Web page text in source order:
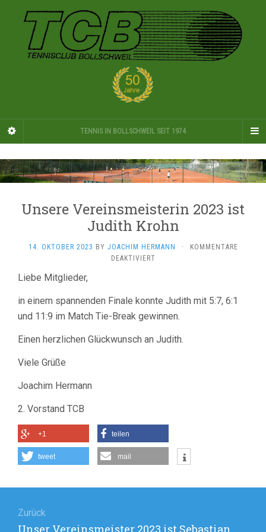
TENNIS IN BOLLSCHWEIL SEIT 1974
Unsere Vereinsmeisterin 2023 ist
Judith Krohn
14. OKTOBER 2023 BY JOACHIM HERMANN ·
KOMMENTARE
DEAKTIVIERT
IST
JUDITH
Liebe Mitglieder,
in einem spannenden Finale konnte Judith mit 5:7, 6:1
und 11:9 im Match Tie-Break gewinnen.
Einen herzlichen Glückwunsch an Judith.
Viele Grüße
Joachim Hermann
2. Vorstand TCB
+1 teilen
tweet mail
Zurück
Vorheriger
Unser Vereinsmeister 2023 ist Sebastian